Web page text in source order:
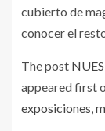
cubierto de
conocer el
The post
appeared first
exposiciones,